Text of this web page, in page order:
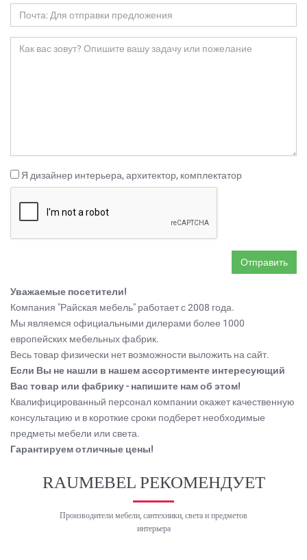
Я дизайнер интерьера, архитектор, комплектатор
Отправить
Уважаемые посетители!
Компания "Райская мебель" работает с 2008 года.
Мы являемся официальными дилерами более 1000
европейских мебельных фабрик.
Весь товар физически нет возможности выложить на сайт.
Если Вы не нашли в нашем ассортименте интересующий
Вас товар или фабрику - напишите нам об этом!
Квалифицированный персонал компании окажет качественную
консультацию и в короткие сроки подберет необходимые
предметы мебели или света.
Гарантируем отличные цены!
RAUMEBEL РЕКОМЕНДУЕТ
Производители мебели, сантехники, света и предметов
интерьера